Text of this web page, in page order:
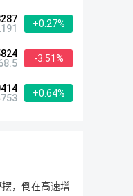
+0.27%
-3.51%
+0.64%
，倒在高速增